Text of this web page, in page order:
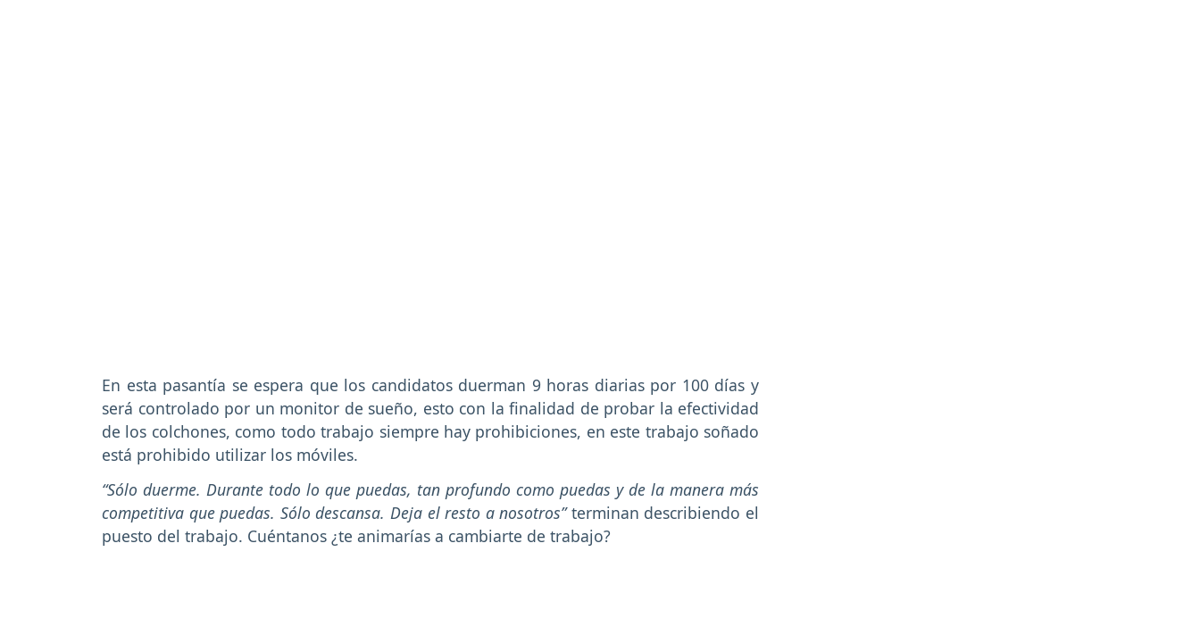
En esta pasantía se espera que los candidatos duerman 9 horas diarias por 100 días y
será controlado por un monitor de sueño, esto con la finalidad de probar la efectividad
de los colchones, como todo trabajo siempre hay prohibiciones, en este trabajo soñado
está prohibido utilizar los móviles.
“Sólo duerme. Durante todo lo que puedas, tan profundo como puedas y de la manera más
competitiva que puedas. Sólo descansa. Deja el resto a nosotros”terminan describiendo el
puesto del trabajo. Cuéntanos ¿te animarías a cambiarte de trabajo?